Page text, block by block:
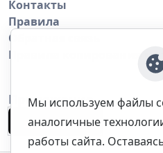
Контакты
Правила
Обратная связь
Правила копирования
Приложение
Мы используем файлы
аналогичные
работы сайта.